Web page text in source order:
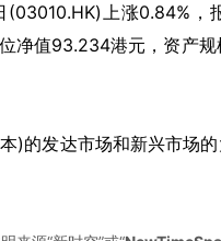
上涨0.84%，
净值93.234港元，资产规
)的发达市场和新兴市场